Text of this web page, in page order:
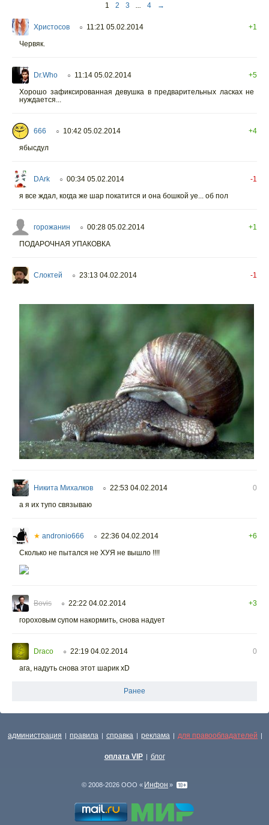
1 2 3 4 →
Христосов ○ 11:21 05.02.2014
+1
Червяк.
Dr.Who ○ 11:14 05.02.2014
+5
Хорошо зафиксированная девушка в предварительных ласках не
нуждается...
666 ○ 10:42 05.02.2014
+4
ябысдул
DArk ○ 00:34 05.02.2014
-1
я все ждал, когда же шар покатится и она бошкой уе... об пол
горожанин ○ 00:28 05.02.2014
+1
ПОДАРОЧНАЯ УПАКОВКА
Слоктей ○ 23:13 04.02.2014 -1
Никита Михалков ○ 22:53 04.02.2014
0
а я их тупо связываю
★ andronio666 ○ 22:36 04.02.2014
+6
Сколько не пытался не ХУЯ не вышло !!!!
Bovis ○ 22:22 04.02.2014
+3
гороховым супом накормить, снова надует
Draco ○ 22:19 04.02.2014
0
ага, надуть снова этот шарик xD
Ранее
администрация | правила | справка | реклама | для правообладателей |
оплата VIP | блог
© 2008-2026 ООО « Инфон »